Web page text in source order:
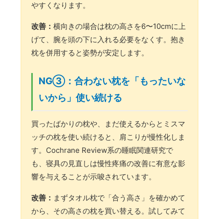
やすくなります。
改善：横向きの場合は枕の高さを6〜10cmに上
げて、腕を頭の下に入れる必要をなくす。抱き
枕を併用すると姿勢が安定します。
NG③：合わない枕を「もったいな
いから」使い続ける
買ったばかりの枕や、まだ使えるからとミスマ
ッチの枕を使い続けると、肩こりが慢性化しま
す。Cochrane Review系の睡眠関連研究で
も、寝具の見直しは慢性疼痛の改善に有意な影
響を与えることが示唆されています。
改善： まずタオル枕で「合う高さ」を確かめて
から、その高さの枕を買い替える。試してみて